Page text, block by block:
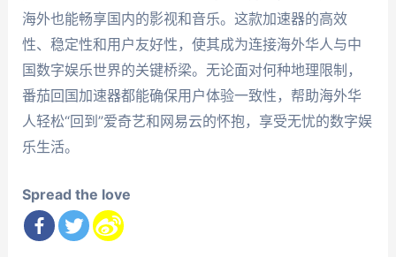
海外也能畅享国内的影视和音乐。这款加速器的高效
性、稳定性和用户友好性，使其成为连接海外华人与中
国数字娱乐世界的关键桥梁。无论面对何种地理限制，
番茄回国加速器都能确保用户体验一致性，帮助海外华
人轻松“回到”爱奇艺和网易云的怀抱，享受无忧的数字娱
乐生活。
Spread the love